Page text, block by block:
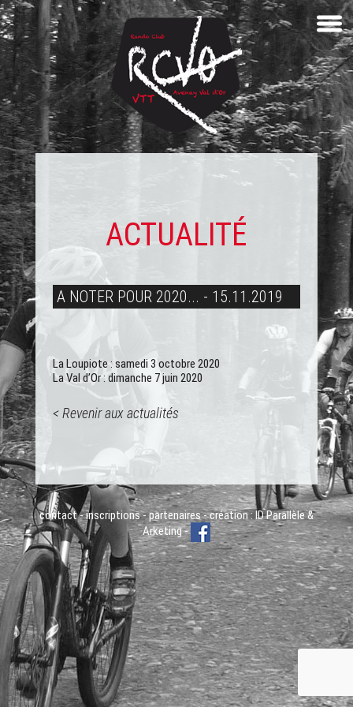
ACTUALITÉ
A NOTER POUR 2020... - 15.11.2019
La Loupiote : samedi 3 octobre 2020
La Val d’Or : dimanche 7 juin 2020
< Revenir aux actualités
contact-inscriptions-partenaires- création :ID Parallèle&
Arketing-